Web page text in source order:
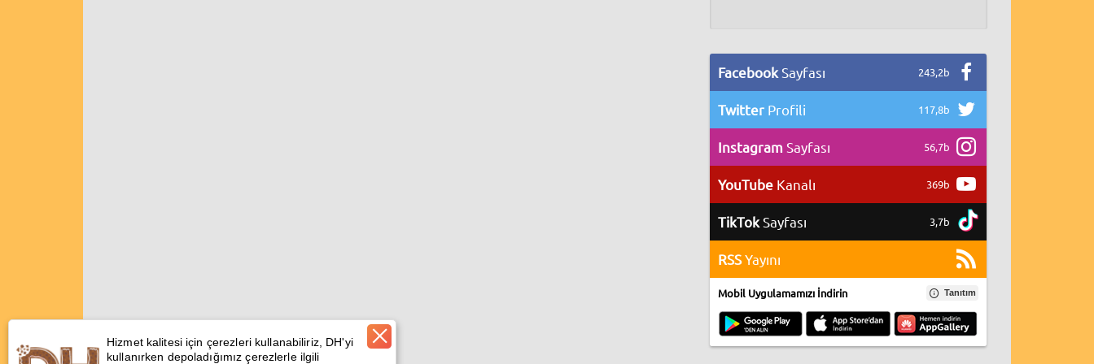
Facebook Sayfası 243,2b
Twitter Profili 117,8b
Instagram Sayfası 56,7b
YouTube Kanalı 369b
TikTokSayfası 3,7b
RSSYayını
Mobil Uygulamamızı İndirin Tanıtım
Hizmet kalitesi için çerezleri kullanabiliriz, DH'yi
kullanırken depoladığımız çerezlerle ilgili